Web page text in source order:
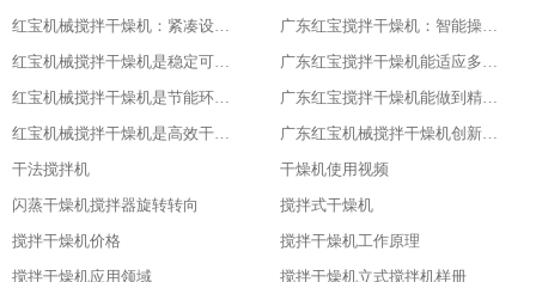
红宝机械搅拌干燥机：紧凑设计，节省空间
广东红宝搅拌干燥机：智能操作，便捷高效
红宝机械搅拌干燥机是稳定可靠的伙伴
广东红宝搅拌干燥机能适应多种物料
红宝机械搅拌干燥机是节能环保新选择
广东红宝搅拌干燥机能做到精准控制，卓越品质
红宝机械搅拌干燥机是高效干燥的利器
广东红宝机械搅拌干燥机创新引领未来
干法搅拌机
干燥机使用视频
闪蒸干燥机搅拌器旋转转向
搅拌式干燥机
搅拌干燥机价格
搅拌干燥机工作原理
搅拌干燥机应用领域
搅拌干燥机立式搅拌机样册